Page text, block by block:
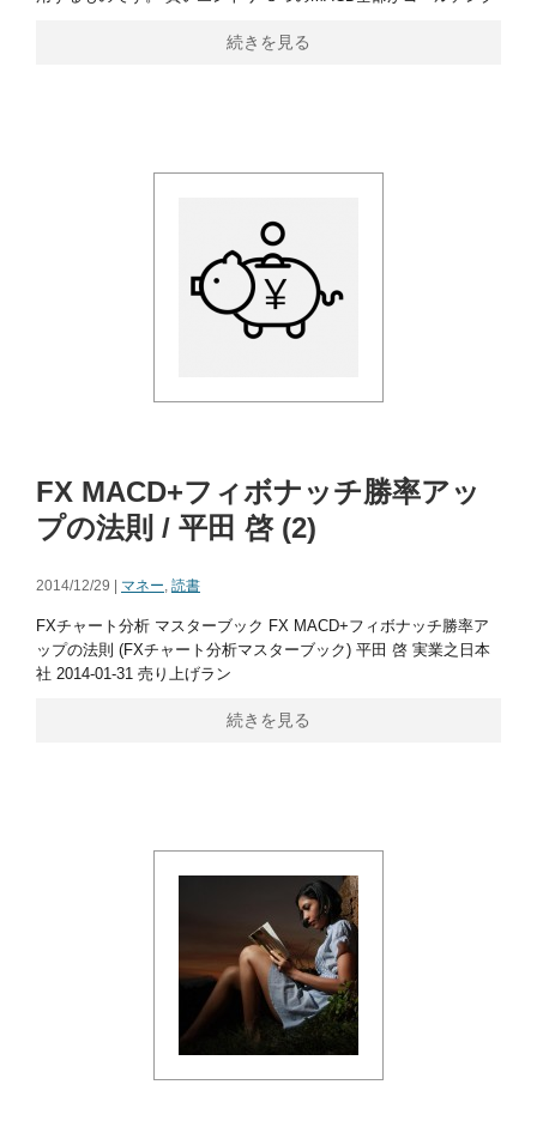
続きを見る
FX MACD+フィボナッチ勝率アッ
プの法則 / 平田 啓 (2)
2014/12/29 | マネー, 読書
FXチャート分析 マスターブック FX MACD+フィボナッチ勝率ア
ップの法則 (FXチャート分析マスターブック) 平田 啓 実業之日本
社 2014-01-31 売り上げラン
続きを見る